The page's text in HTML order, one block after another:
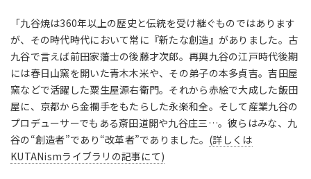
「九谷焼は360年以上の歴史と伝統を受け継ぐものではあります
が、その時代時代において常に『新たな創造』がありました。古
九谷で言えば前田家藩士の後藤才次郎。再興九谷の江戸時代後期
には春日山窯を開いた青木木米や、その弟子の本多貞吉。吉田屋
窯などで活躍した粟生屋源右衛門。それから赤絵で大成した飯田
屋に、京都から金襴手をもたらした永楽和全。そして産業九谷の
プロデューサーでもある斎田道開や九谷庄三…。彼らはみな、九
谷の“創造者”であり“改革者”でありました。 (詳しくは
KUTANismライブラリの記事にて)